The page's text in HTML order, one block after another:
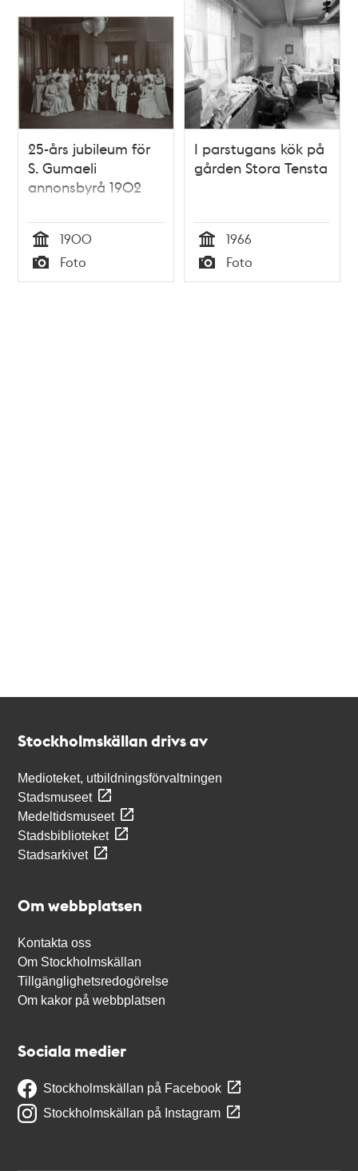
25-års jubileum för
S. Gumaeli
annonsbyrå 1902
Tid
1900
Typ
Foto
I parstugans kök på
gården Stora Tensta
Tid
1966
Typ
Foto
Stockholmskällan drivs av
Medioteket, utbildningsförvaltningen
Stadsmuseet
Medeltidsmuseet
Stadsbiblioteket
Stadsarkivet
Om webbplatsen
Kontakta oss
Om Stockholmskällan
Tillgänglighetsredogörelse
Om kakor på webbplatsen
Sociala medier
Stockholmskällan på Facebook
Stockholmskällan på Instagram